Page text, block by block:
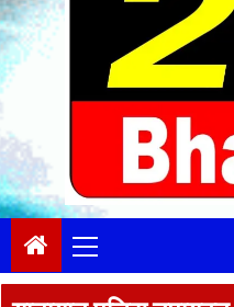
Menu